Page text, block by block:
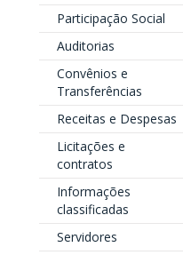
Participação Social
Auditorias
Convênios e
Transferências
Receitas e Despesas
Licitações e
contratos
Informações
classificadas
Servidores